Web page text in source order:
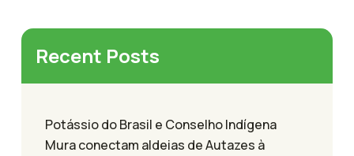
Recent Posts
Potássio do Brasil e Conselho Indígena
Mura conectam aldeias de Autazes à